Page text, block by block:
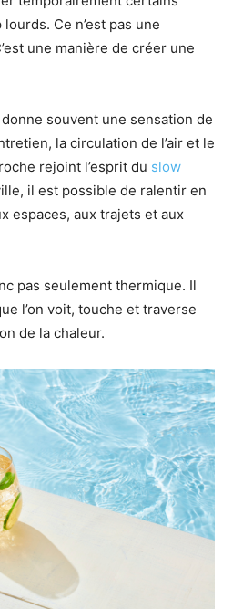
Ce n’est pas une
une manière de créer une
souvent une sensation de
la circulation de l’air et le
rejoint l’esprit du slow
il est possible de ralentir en
espaces, aux trajets et aux
pas seulement thermique. Il
l’on voit, touche et traverse
de la chaleur.